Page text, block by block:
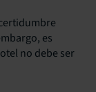
es
no debe ser